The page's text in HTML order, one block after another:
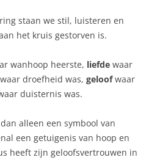
staan we stil, luisteren en
het kruis gestorven is.
wanhoop heerste, liefde waar
waar droefheid was, geloofwaar
duisternis was.
alleen een symbool van
een getuigenis van hoop en
heeft zijn geloofsvertrouwen in